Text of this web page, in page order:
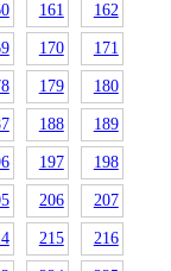
161 162
170 171
179 180
188 189
197 198
206 207
215 216